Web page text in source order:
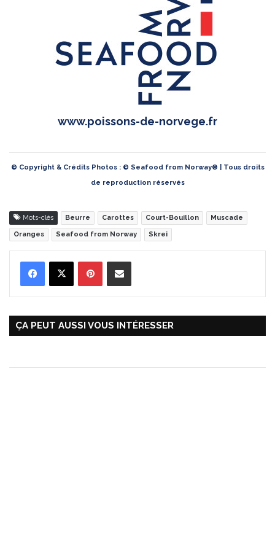
www.poissons-de-norvege.fr
© Copyright & Crédits Photos : © Seafood from Norway® | Tous droits
de reproduction réservés
Mots-clés Beurre Carottes Court-Bouillon Muscade
Oranges Seafood from Norway Skrei
ÇA PEUT AUSSI VOUS INTÉRESSER